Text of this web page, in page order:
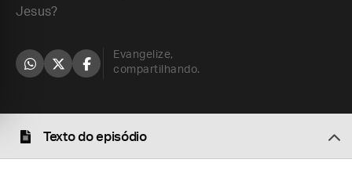
Jesus?
Evangelize,
compartilhando.
Texto do episódio